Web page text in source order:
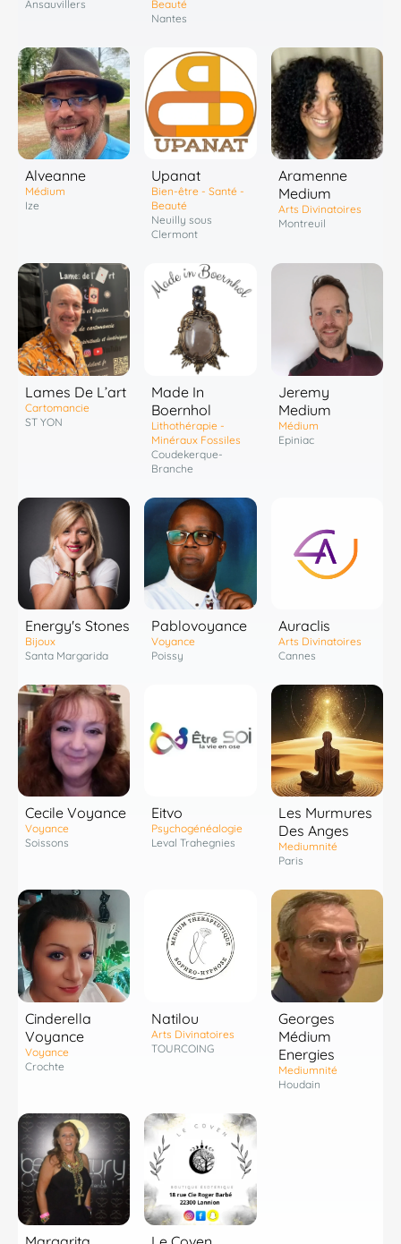
Ansauvillers
Beauté
Nantes
Alveanne
Médium
Ize
Upanat
Bien-être - Santé -
Beauté
Neuilly sous
Clermont
Aramenne
Medium
Arts Divinatoires
Montreuil
Lames De L’art
Cartomancie
ST YON
Made In
Boernhol
Lithothérapie -
Minéraux Fossiles
Coudekerque-
Branche
Jeremy
Medium
Médium
Epiniac
Energy's Stones
Bijoux
Santa Margarida
Pablovoyance
Voyance
Poissy
Auraclis
Arts Divinatoires
Cannes
Cecile Voyance
Voyance
Soissons
Eitvo
Psychogénéalogie
Leval Trahegnies
Les Murmures
Des Anges
Mediumnité
Paris
Cinderella
Voyance
Voyance
Crochte
Natilou
Arts Divinatoires
TOURCOING
Georges
Médium
Energies
Mediumnité
Houdain